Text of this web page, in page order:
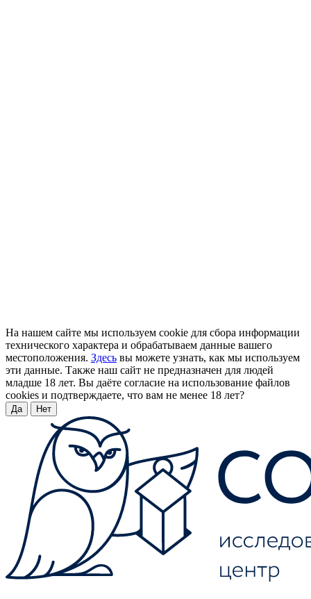
На нашем сайте мы используем cookie для сбора информации
технического характера и обрабатываем данные вашего
местоположения. Здесь вы можете узнать, как мы используем
эти данные. Также наш сайт не предназначен для людей
младше 18 лет. Вы даёте согласие на использование файлов
cookies и подтверждаете, что вам не менее 18 лет?
Да Нет